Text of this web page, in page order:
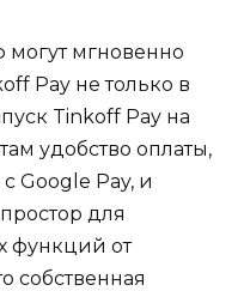
мгновенно
Pay не только в
Tinkoff Pay на
удобство оплаты,
Google Pay, и
для
функций от
собственная